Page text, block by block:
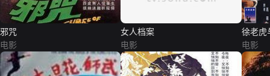
邪咒
电影
女人档案
电影
徐老虎
电影